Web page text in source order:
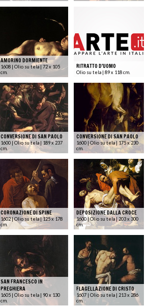
AMORINO DORMIENTE
1608 | Olio su tela | 72 x 105
cm.
RITRATTO D'UOMO
Olio su tela | 89 x 118 cm.
CONVERSIONE DI SAN PAOLO
1600 | Olio su tela | 189 x 237
cm.
CONVERSIONE DI SAN PAOLO
1600 | Olio su tela | 175 x 230
cm.
CORONAZIONE DI SPINE
1602 | Olio su tela | 125 x 178
cm.
DEPOSIZIONE DALLA CROCE
1600 | Olio su tela | 203 x 300
cm.
SAN FRANCESCO IN
PREGHIERA
1605 | Olio su tela | 90 x 130
cm.
FLAGELLAZIONE DI CRISTO
1607 | Olio su tela | 213 x 286
cm.